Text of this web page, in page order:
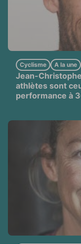
Jean-
athlètes sont
performance à
Cyclisme A la une